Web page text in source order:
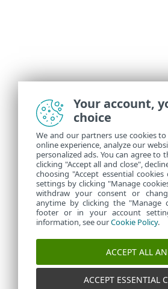
Your account,
choice
We and our partners use cookies
online experience, analyze our
personalized ads. You can agree to
clicking "Accept all and close",
choosing "Accept essential
settings by clicking "Manage
withdraw your consent or
anytime by clicking the "Manage
footer or in your account
information, see ourCookie Policy.
ACCEPT ALL
ACCEPT ESSENTIAL